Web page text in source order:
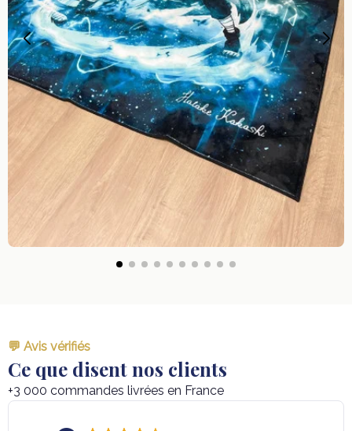
💬 Avis vérifiés
Ce que disent nos clients
+3 000 commandes livrées en France